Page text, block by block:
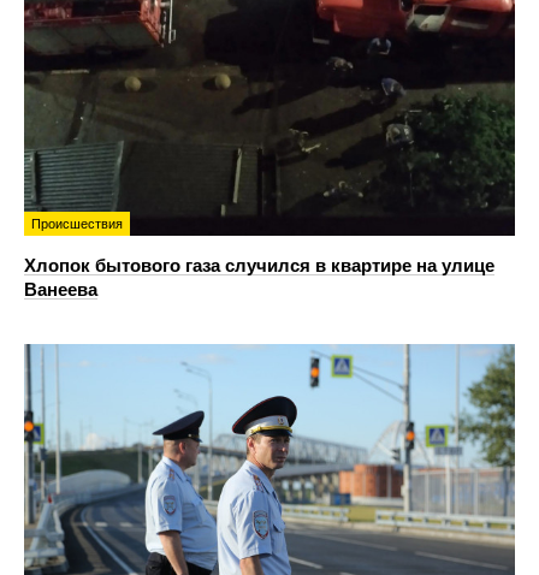
Происшествия
Хлопок бытового газа случился в квартире на улице
Ванеева